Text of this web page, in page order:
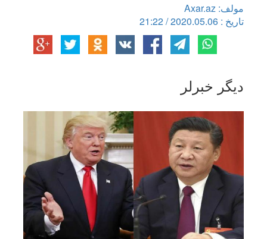
مولف: Axar.az
تاریخ : 2020.05.06 / 21:22
دیگر خبرلر